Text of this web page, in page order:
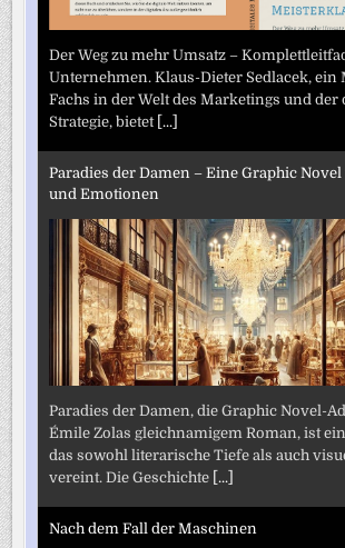
Der Weg zu mehr Umsatz –
Unternehmen. Klaus-Dieter Sedlacek, ein
Fachs in der Welt des Marketings und der
Strategie, bietet [...]
Paradies der Damen – Eine Graphic
und Emotionen
Paradies der Damen, die Graphic Novel-
Émile Zolas gleichnamigem Roman, ist
das sowohl literarische Tiefe als auch
vereint. Die Geschichte [...]
Nach dem Fall der Maschinen